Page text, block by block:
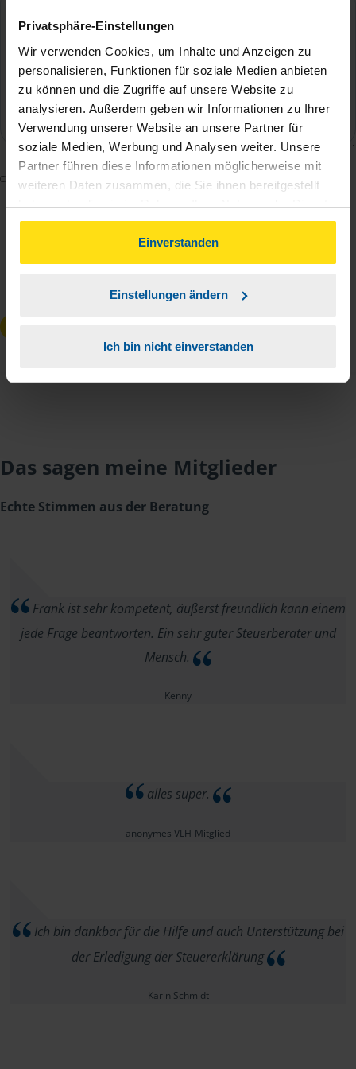
Privatsphäre-Einstellungen
Wir verwenden Cookies, um Inhalte und Anzeigen zu
personalisieren, Funktionen für soziale Medien anbieten
zu können und die Zugriffe auf unsere Website zu
analysieren. Außerdem geben wir Informationen zu Ihrer
Verwendung unserer Website an unsere Partner für
soziale Medien, Werbung und Analysen weiter. Unsere
Partner führen diese Informationen möglicherweise mit
weiteren Daten zusammen, die Sie ihnen bereitgestellt
haben oder die sie im Rahmen Ihrer Nutzung der Dienste
gesammelt haben. Indem Sie auf Einverstanden klicken,
können Sie der Verwendung von Cookies, gemäß
unserer➔ Datenschutzrichtliniezustimmen.
Einverstanden
Einstellungen ändern
Ich bin nicht einverstanden
Mit dem Absenden des Kontaktformulars erkläre ich
Bearbeitung meines Anliegens sowie zur internen
Analyse der Zugriffsquelle verwendet werden.
DieDatenschutzbestimmungenhabe ich zur
Kenntnis genommen.*
Das sagen meine Mitglieder
Echte Stimmen aus der Beratung
Frank ist sehr kompetent, äußerst freundlich kann einem
jede Frage beantworten. Ein sehr guter Steuerberater und
Mensch.
Kenny
alles super.
anonymes VLH-Mitglied
Ich bin dankbar für die Hilfe und auch Unterstützung bei
der Erledigung der Steuererklärung
Karin Schmidt